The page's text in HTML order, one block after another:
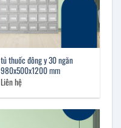
tủ thuốc đông y 30 ngăn
980x500x1200 mm
Liên hệ